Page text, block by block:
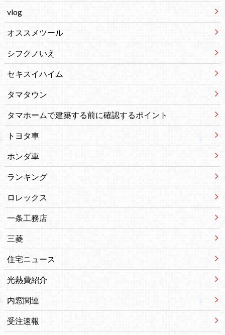
vlog
オススメツール
シフクノいえ
セキスイハイム
タマタウン
タマホームで建築する前に確認するポイント
トヨタ車
ホンダ車
ランキング
ロレックス
一条工務店
三菱
住宅ニュース
光熱費紹介
内窓関連
受注速報